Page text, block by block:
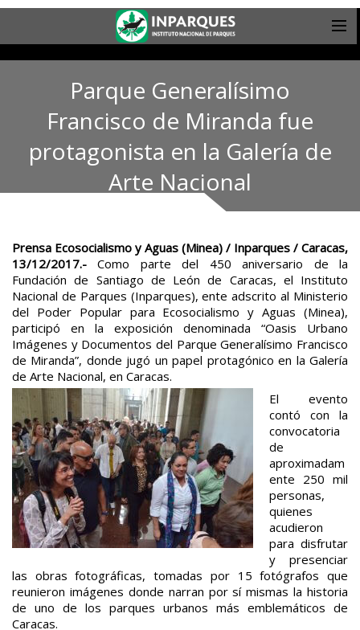
Parque Generalísimo
Francisco de Miranda fue
protagonista en la Galería de
Arte Nacional
Prensa Ecosocialismo y Aguas (Minea) / Inparques / Caracas,
13/12/2017.-Como parte del 450 aniversario de la
Fundación de Santiago de León de Caracas, el Instituto
Nacional de Parques (Inparques), ente adscrito al Ministerio
del Poder Popular para Ecosocialismo y Aguas (Minea),
participó en la exposición denominada “Oasis Urbano
Imágenes y Documentos del Parque Generalísimo Francisco
de Miranda”, donde jugó un papel protagónico en la Galería
de Arte Nacional, en Caracas.
El evento
contó con la
convocatoria
de
aproximadam
ente 250 mil
personas,
quienes
acudieron
para disfrutar
y presenciar
las obras fotográficas, tomadas por 15 fotógrafos que
reunieron imágenes donde narran por sí mismas la historia
de uno de los parques urbanos más emblemáticos de
Caracas.